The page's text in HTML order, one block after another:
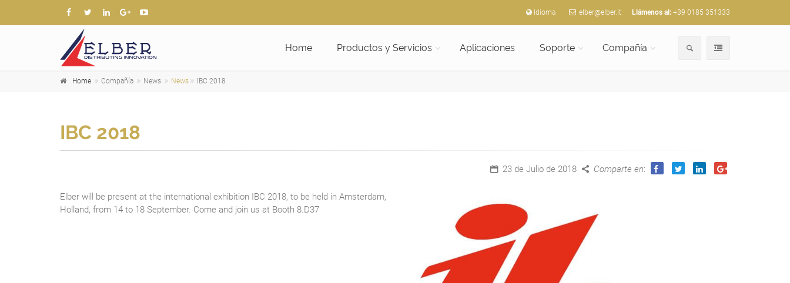
Idioma elber@elber.it Llámenos al: +39 0185 351333
Home Productos y Servicios Aplicaciones Soporte Compañía
Home Compañía News News IBC 2018
IBC 2018
23 de Julio de 2018 Comparte en:
Elber will be present at the international exhibition IBC 2018, to be held in Amsterdam,
Holland, from 14 to 18 September. Come and join us at Booth 8.D37